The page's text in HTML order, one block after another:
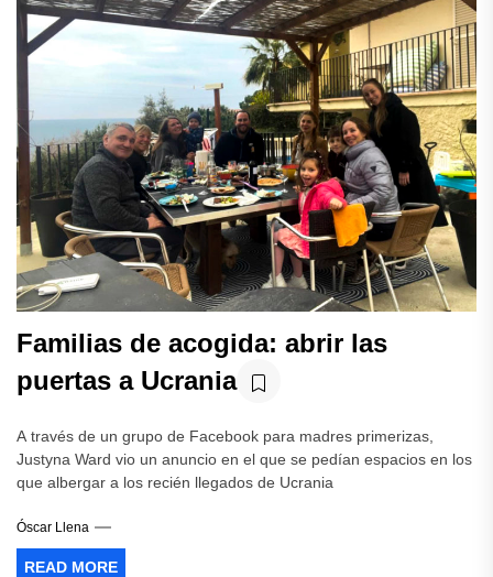
Familias de acogida: abrir las
puertas a Ucrania
A través de un grupo de Facebook para madres primerizas,
Justyna Ward vio un anuncio en el que se pedían espacios en los
que albergar a los recién llegados de Ucrania
Óscar Llena
READ MORE